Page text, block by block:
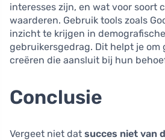
interesses zijn, en wat voor soort
waarderen. Gebruik tools zoals
inzicht te krijgen in
gebruikersgedrag. Dit helpt je
creëren die aansluit bij hun
Conclusie
Vergeet niet dat succes niet van